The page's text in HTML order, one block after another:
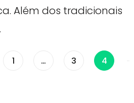
Além dos tradicionais
Page
1 … Page
3 Page
4